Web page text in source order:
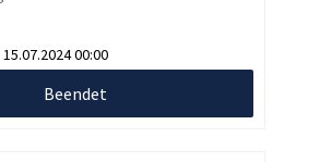
15.07.2024 00:00
Beendet